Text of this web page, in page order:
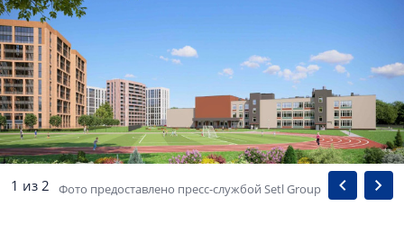
1 из 2 Фото предоставлено пресс-службой Setl Group